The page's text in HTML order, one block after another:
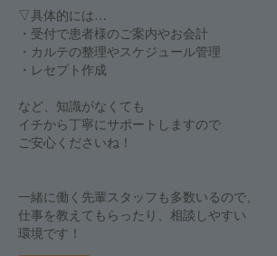
▽具体的には…
・受付で患者様のご案内やお会計
・カルテの整理やスケジュール管理
・レセプト作成
など、知識がなくても
イチから丁寧にサポートしますので
ご安心くださいね！
一緒に働く先輩スタッフも多数いるので、
仕事を教えてもらったり、相談しやすい
環境です！